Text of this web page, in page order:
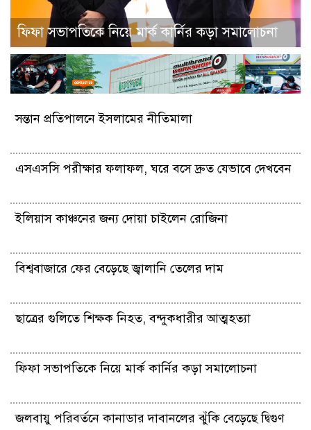
ফিফা সভাপতিকে নিয়ে মার্ক কার্নির কড়া সমালোচনা
সন্তান প্রতিপালনে ইসলামের নীতিমালা
এসএসসি পরীক্ষার ফলাফল, ঘরে বসে দ্রুত যেভাবে দেখবেন
ইলিয়াস কাঞ্চনের জন্য দোয়া চাইলেন রোজিনা
বিশ্ববাজারে ফের বেড়েছে জ্বালানি তেলের দাম
ছাত্রের গুলিতে শিক্ষক নিহত, বন্দুকধারীর আত্মহত্যা
ফিফা সভাপতিকে নিয়ে মার্ক কার্নির কড়া সমালোচনা
জলবায়ু পরিবর্তনে কানাডার দাবানলের ঝুঁকি বেড়েছে দ্বিগুণ